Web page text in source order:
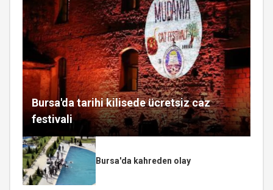
Bursa'da tarihi kilisede ücretsiz caz
festivali
Bursa'da kahreden olay